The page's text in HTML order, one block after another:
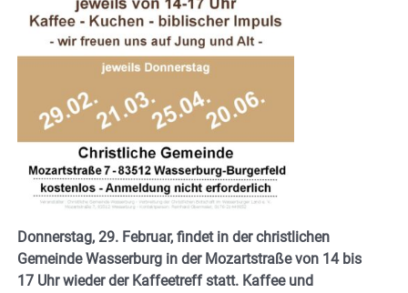
Donnerstag, 29. Februar, findet in der christlichen
Gemeinde Wasserburg in der Mozartstraße von 14 bis
17 Uhr wieder der Kaffeetreff statt. Kaffee und